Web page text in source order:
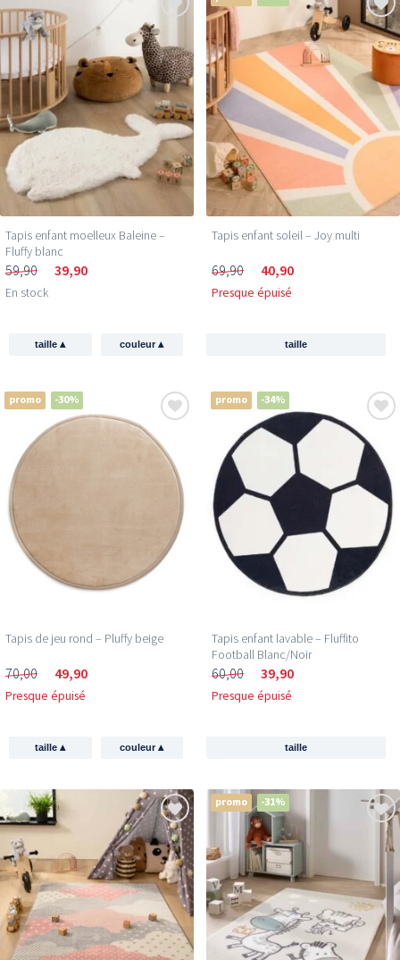
Tapis enfant moelleux Baleine –
Fluffy blanc
59,90 39,90
En stock
taille▴ couleur▴
Tapis enfant soleil – Joy multi
69,90 40,90
Presque épuisé
taille
promo -30%
Tapis de jeu rond – Pluffy beige
70,00 49,90
Presque épuisé
taille▴ couleur▴
promo -34%
Tapis enfant lavable – Fluffito
Football Blanc/Noir
60,00 39,90
Presque épuisé
taille
promo -31%